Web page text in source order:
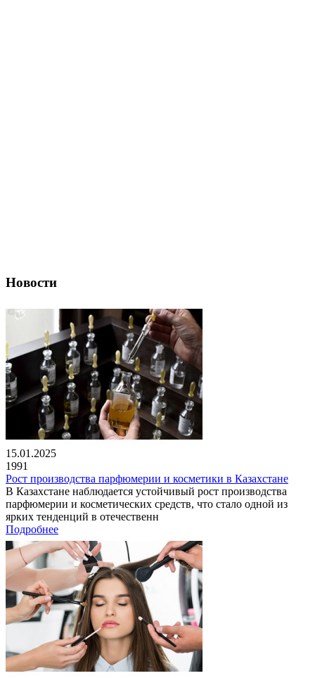
Новости
15.01.2025
1991
Рост производства парфюмерии и косметики в Казахстане
В Казахстане наблюдается устойчивый рост производства
парфюмерии и косметических средств, что стало одной из
ярких тенденций в отечественн
Подробнее